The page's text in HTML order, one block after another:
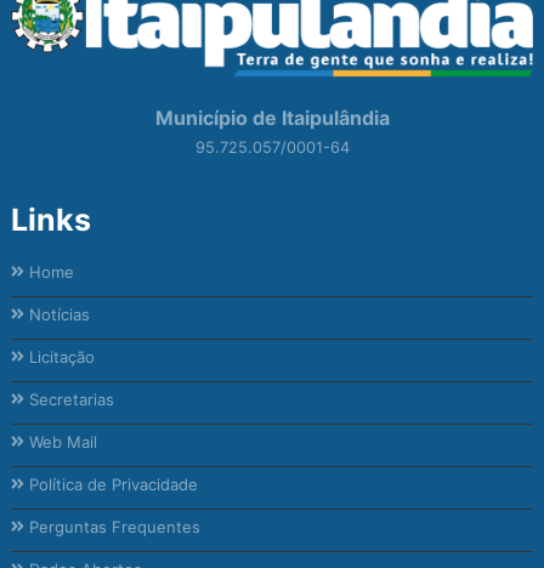
Município de Itaipulândia
95.725.057/0001-64
Links
Home
Notícias
Licitação
Secretarias
Web Mail
Política de Privacidade
Perguntas Frequentes